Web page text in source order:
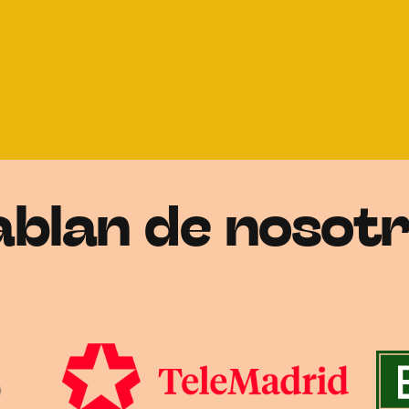
de